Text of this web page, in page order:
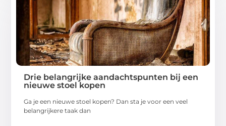
Drie belangrijke aandachtspunten bij een
nieuwe stoel kopen
Ga je een nieuwe stoel kopen? Dan sta je voor een veel
belangrijkere taak dan